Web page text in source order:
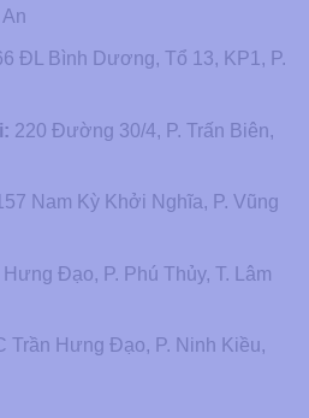
ĐL Bình Dương, Tổ 13, KP1, P.
220 Đường 30/4, P. Trấn Biên,
Nam Kỳ Khởi Nghĩa, P. Vũng
Hưng Đạo, P. Phú Thủy, T. Lâm
Trần Hưng Đạo, P. Ninh Kiều,